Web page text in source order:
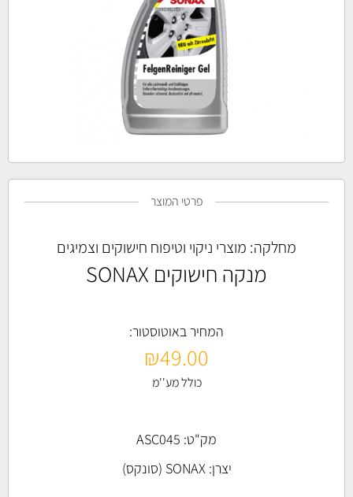
פרטי המוצר
מחלקה: מוצרי ניקוי וטיפוח חישוקים וצמיגים
מנקה חישוקים SONAX
המחיר באוטוסטור:
₪49.00
כולל מע''מ
מק"ט: ASC045
יצרן:SONAX (סונקס)